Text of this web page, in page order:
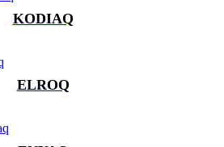
KODIAQ
ELROQ